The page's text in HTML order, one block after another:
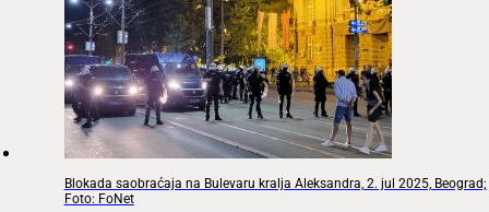
Blokada saobraćaja na Bulevaru kralja Aleksandra, 2. jul 2025, Beograd;
Foto: FoNet